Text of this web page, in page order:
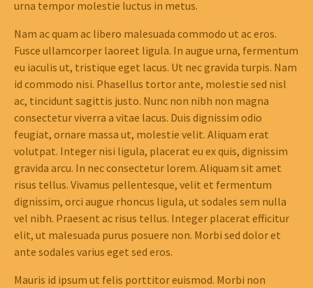
urna tempor molestie luctus in metus.
Nam ac quam ac libero malesuada commodo ut ac eros.
Fusce ullamcorper laoreet ligula. In augue urna, fermentum
eu iaculis ut, tristique eget lacus. Ut nec gravida turpis. Nam
id commodo nisi. Phasellus tortor ante, molestie sed nisl
ac, tincidunt sagittis justo. Nunc non nibh non magna
consectetur viverra a vitae lacus. Duis dignissim odio
feugiat, ornare massa ut, molestie velit. Aliquam erat
volutpat. Integer nisi ligula, placerat eu ex quis, dignissim
gravida arcu. In nec consectetur lorem. Aliquam sit amet
risus tellus. Vivamus pellentesque, velit et fermentum
dignissim, orci augue rhoncus ligula, ut sodales sem nulla
vel nibh. Praesent ac risus tellus. Integer placerat efficitur
elit, ut malesuada purus posuere non. Morbi sed dolor et
ante sodales varius eget sed eros.
Mauris id ipsum ut felis porttitor euismod. Morbi non